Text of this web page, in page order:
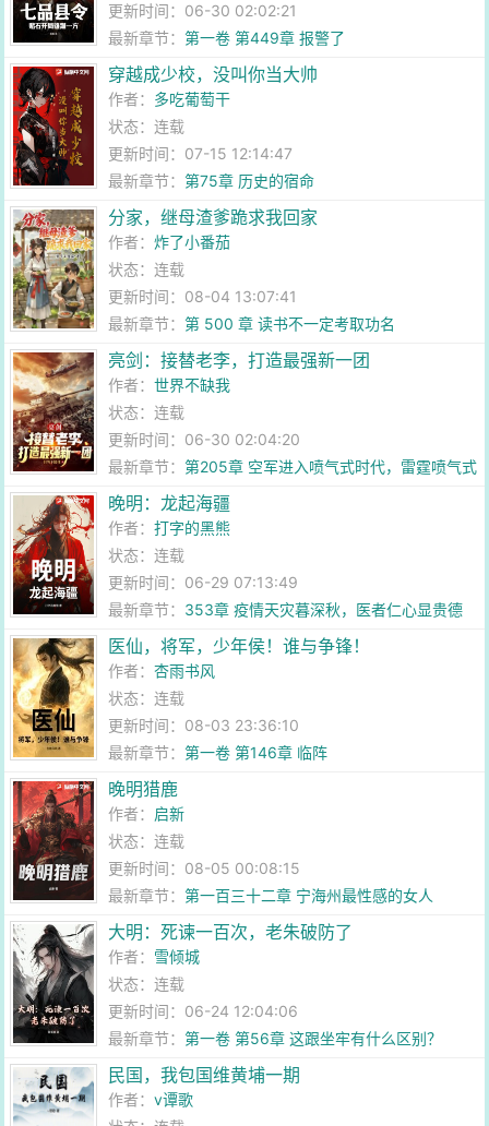
更新时间：06-30 02:02:21
最新章节：第一卷 第449章 报警了
穿越成少校，没叫你当大帅
作者： 多吃葡萄干
状态：连载
更新时间：07-15 12:14:47
最新章节：第75章 历史的宿命
分家，继母渣爹跪求我回家
作者：炸了小番茄
状态：连载
更新时间：08-04 13:07:41
最新章节：第 500 章 读书不一定考取功名
亮剑：接替老李，打造最强新一团
作者：世界不缺我
状态：连载
更新时间：06-30 02:04:20
最新章节：第205章 空军进入喷气式时代，雷霆喷气式
战斗机
晚明：龙起海疆
作者：打字的黑熊
状态：连载
更新时间：06-29 07:13:49
最新章节： 353章 疫情天灾暮深秋，医者仁心显贵德
医仙，将军，少年侯！谁与争锋！
作者：杏雨书风
状态：连载
更新时间：08-03 23:36:10
最新章节：第一卷 第146章 临阵
晚明猎鹿
作者： 启新
状态：连载
更新时间：08-05 00:08:15
最新章节：第一百三十二章 宁海州最性感的女人
大明：死谏一百次，老朱破防了
作者： 雪倾城
状态：连载
更新时间：06-24 12:04:06
最新章节：第一卷 第56章 这跟坐牢有什么区别？
民国，我包国维黄埔一期
作者：v谭歌